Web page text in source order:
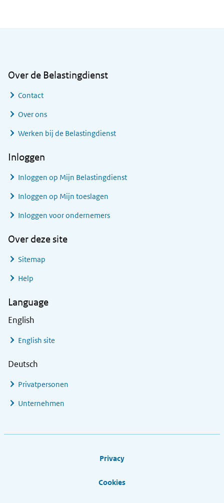
Over de Belastingdienst
Contact
Over ons
Werken bij de Belastingdienst
Inloggen
Inloggen op Mijn Belastingdienst
Inloggen op Mijn toeslagen
Inloggen voor ondernemers
Over deze site
Sitemap
Help
Language
English
English site
Deutsch
Privatpersonen
Unternehmen
Privacy
Cookies